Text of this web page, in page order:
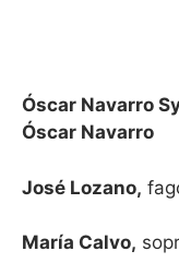
Óscar Navarro
Óscar Navarro
José Lozano,
María Calvo,